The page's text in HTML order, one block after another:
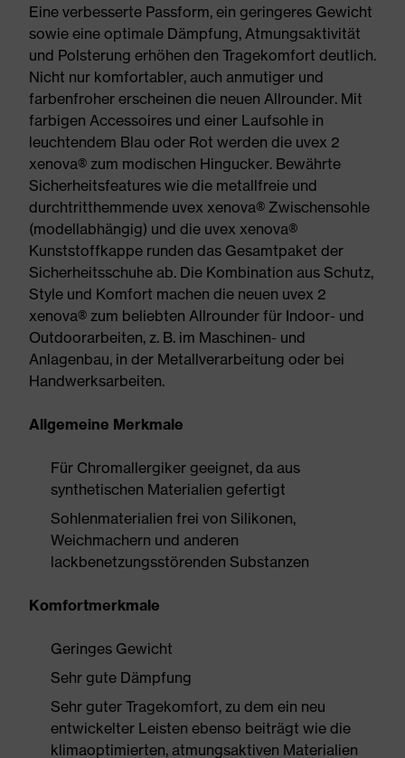
Eine verbesserte Passform, ein geringeres Gewicht
sowie eine optimale Dämpfung, Atmungsaktivität
und Polsterung erhöhen den Tragekomfort deutlich.
Nicht nur komfortabler, auch anmutiger und
farbenfroher erscheinen die neuen Allrounder. Mit
farbigen Accessoires und einer Laufsohle in
leuchtendem Blau oder Rot werden die uvex 2
xenova® zum modischen Hingucker. Bewährte
Sicherheitsfeatures wie die metallfreie und
durchtritthemmende uvex xenova® Zwischensohle
(modellabhängig) und die uvex xenova®
Kunststoffkappe runden das Gesamtpaket der
Sicherheitsschuhe ab. Die Kombination aus Schutz,
Style und Komfort machen die neuen uvex 2
xenova® zum beliebten Allrounder für Indoor- und
Outdoorarbeiten, z. B. im Maschinen- und
Anlagenbau, in der Metallverarbeitung oder bei
Handwerksarbeiten.
Allgemeine Merkmale
Für Chromallergiker geeignet, da aus
synthetischen Materialien gefertigt
Sohlenmaterialien frei von Silikonen,
Weichmachern und anderen
lackbenetzungsstörenden Substanzen
Komfortmerkmale
Geringes Gewicht
Sehr gute Dämpfung
Sehr guter Tragekomfort, zu dem ein neu
entwickelter Leisten ebenso beiträgt wie die
klimaoptimierten, atmungsaktiven Materialien